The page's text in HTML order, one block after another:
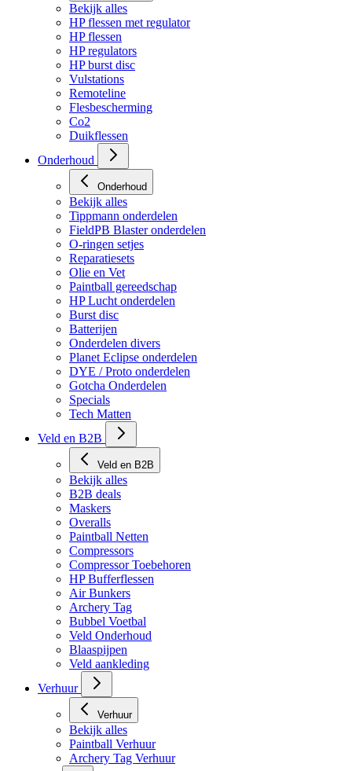
HP en Co2
Bekijk alles
HP flessen met regulator
HP flessen
HP regulators
HP burst disc
Vulstations
Remoteline
Flesbescherming
Co2
Duikflessen
Onderhoud
Onderhoud
Bekijk alles
Tippmann onderdelen
FieldPB Blaster onderdelen
O-ringen setjes
Reparatiesets
Olie en Vet
Paintball gereedschap
HP Lucht onderdelen
Burst disc
Batterijen
Onderdelen divers
Planet Eclipse onderdelen
DYE / Proto onderdelen
Gotcha Onderdelen
Specials
Tech Matten
Veld en B2B
Veld en B2B
Bekijk alles
B2B deals
Maskers
Overalls
Paintball Netten
Compressors
Compressor Toebehoren
HP Bufferflessen
Air Bunkers
Archery Tag
Bubbel Voetbal
Veld Onderhoud
Blaaspijpen
Veld aankleding
Verhuur
Bekijk alles
Paintball Verhuur